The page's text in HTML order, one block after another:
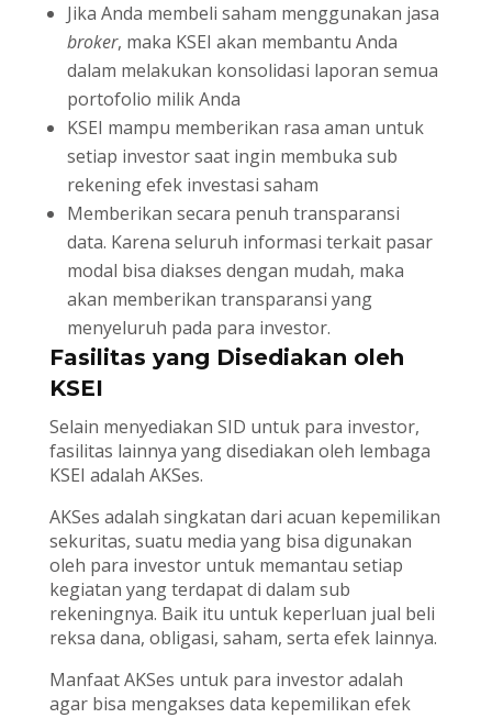
Jika Anda membeli saham menggunakan jasa
broker, maka KSEI akan membantu Anda
dalam melakukan konsolidasi laporan semua
portofolio milik Anda
KSEI mampu memberikan rasa aman untuk
setiap investor saat ingin membuka sub
rekening efek investasi saham
Memberikan secara penuh transparansi
data. Karena seluruh informasi terkait pasar
modal bisa diakses dengan mudah, maka
akan memberikan transparansi yang
menyeluruh pada para investor.
Fasilitas yang Disediakan oleh
KSEI
Selain menyediakan SID untuk para investor,
fasilitas lainnya yang disediakan oleh lembaga
KSEI adalah AKSes.
AKSes adalah singkatan dari acuan kepemilikan
sekuritas, suatu media yang bisa digunakan
oleh para investor untuk memantau setiap
kegiatan yang terdapat di dalam sub
rekeningnya. Baik itu untuk keperluan jual beli
reksa dana, obligasi, saham, serta efek lainnya.
Manfaat AKSes untuk para investor adalah
agar bisa mengakses data kepemilikan efek